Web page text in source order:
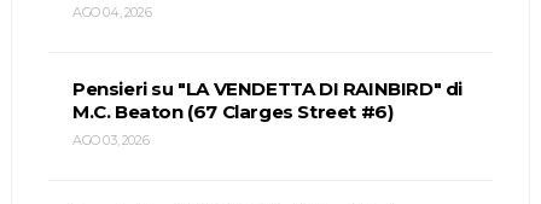
AGO 04, 2026
Pensieri su "LA VENDETTA DI RAINBIRD" di
M.C. Beaton (67 Clarges Street #6)
AGO 03, 2026